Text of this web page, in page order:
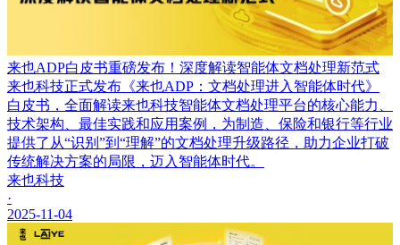
来也ADP白皮书重磅发布！深度解读智能体文档处理新范式
来也科技正式发布《来也ADP：文档处理进入智能体时代》
白皮书，全面解读来也科技智能体文档处理平台的核心能力、
技术架构、最佳实践和应用案例，为制造、保险和银行等行业
提供了从“识别”到“理解”的文档处理升级路径，助力企业打破
传统解决方案的局限，迈入智能体时代。
来也科技
·
2025-11-04